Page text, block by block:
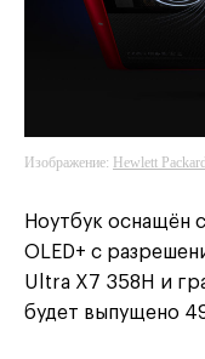
Изображение: Hewlett Packard
Ноутбук оснащён
OLED+ с
Ultra X7 358H и
будет выпущено